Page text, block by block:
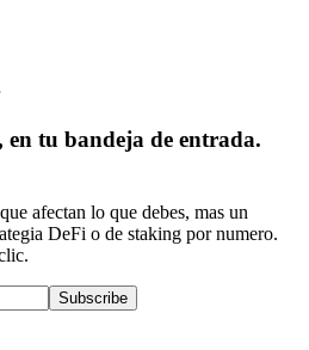
en tu bandeja de entrada.
afectan lo que debes, mas un
DeFi o de staking por numero.
Subscribe